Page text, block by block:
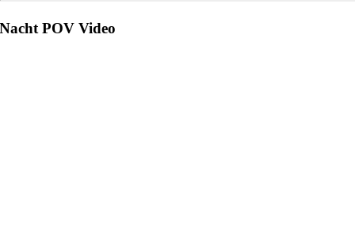
Nacht POV Video